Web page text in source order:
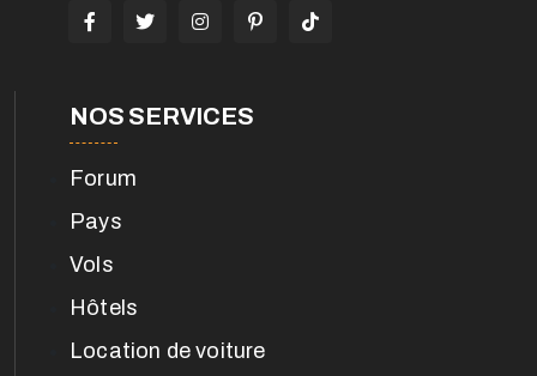
NOS SERVICES
Forum
Pays
Vols
Hôtels
Location de voiture